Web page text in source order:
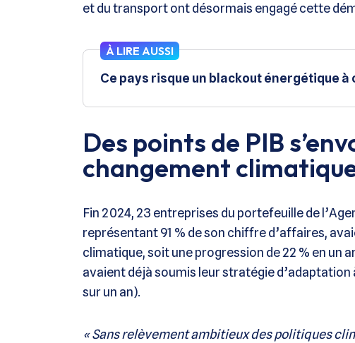
et du transport ont désormais engagé cette
À LIRE AUSSI
Ce pays risque un blackout énergétique
Des points de PIB
changement
Fin 2024, 23 entreprises du portefeuille de
représentant 91 % de son chiffre d’affaires,
climatique, soit une progression de 22 % en un
avaient déjà soumis leur stratégie
sur un an).
« Sans relèvement ambitieux des politiques